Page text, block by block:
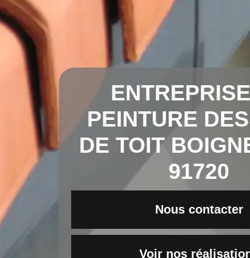
PEINTURE
DE TOIT
91720
Nous contacter
Voir nos